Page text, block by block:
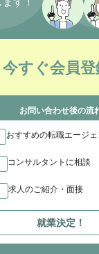
今すぐ会員登
お問い合わせ後の流
おすすめの転職エージェ
コンサルタントに相談
求人のご紹介・面接
就業決定！